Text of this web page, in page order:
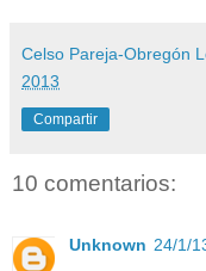
Celso Pareja-Obregón
2013
Compartir
10 comentarios:
Unknown 24/1/